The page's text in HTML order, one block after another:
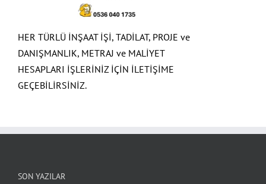
HER TÜRLÜ İNŞAAT İŞİ, TADİLAT, PROJE ve
DANIŞMANLIK, METRAJ ve MALİYET
HESAPLARI İŞLERİNİZ İÇİN İLETİŞİME
GEÇEBİLİRSİNİZ.
SON YAZILAR